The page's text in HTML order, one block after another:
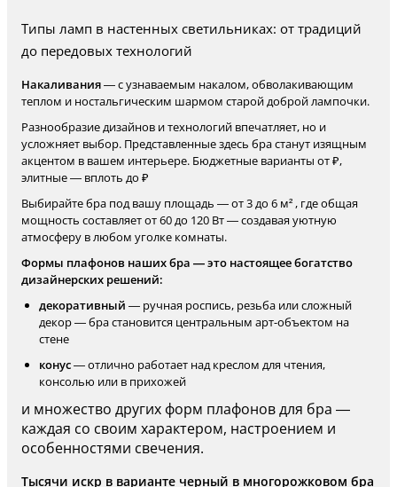
Типы ламп в настенных светильниках: от традиций
до передовых технологий
Накаливания— с узнаваемым накалом, обволакивающим
теплом и ностальгическим шармом старой доброй лампочки.
Разнообразие дизайнов и технологий впечатляет, но и
усложняет выбор. Представленные здесь бра станут изящным
акцентом в вашем интерьере. Бюджетные варианты от ₽,
элитные — вплоть до ₽
Выбирайте бра под вашу площадь — от 3 до 6 м² , где общая
мощность составляет от 60 до 120 Вт — создавая уютную
атмосферу в любом уголке комнаты.
Формы плафонов наших бра — это настоящее богатство
дизайнерских решений:
декоративный — ручная роспись, резьба или сложный
декор — бра становится центральным арт-объектом на
стене
конус— отлично работает над креслом для чтения,
консолью или в прихожей
и множество других форм плафонов для бра —
каждая со своим характером, настроением и
особенностями свечения.
Тысячи искр в варианте черный в многорожковом бра